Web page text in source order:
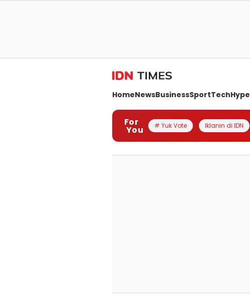
HomeNewsBusinessSportTechHype
For
You # Yuk Vote Iklanin di IDN